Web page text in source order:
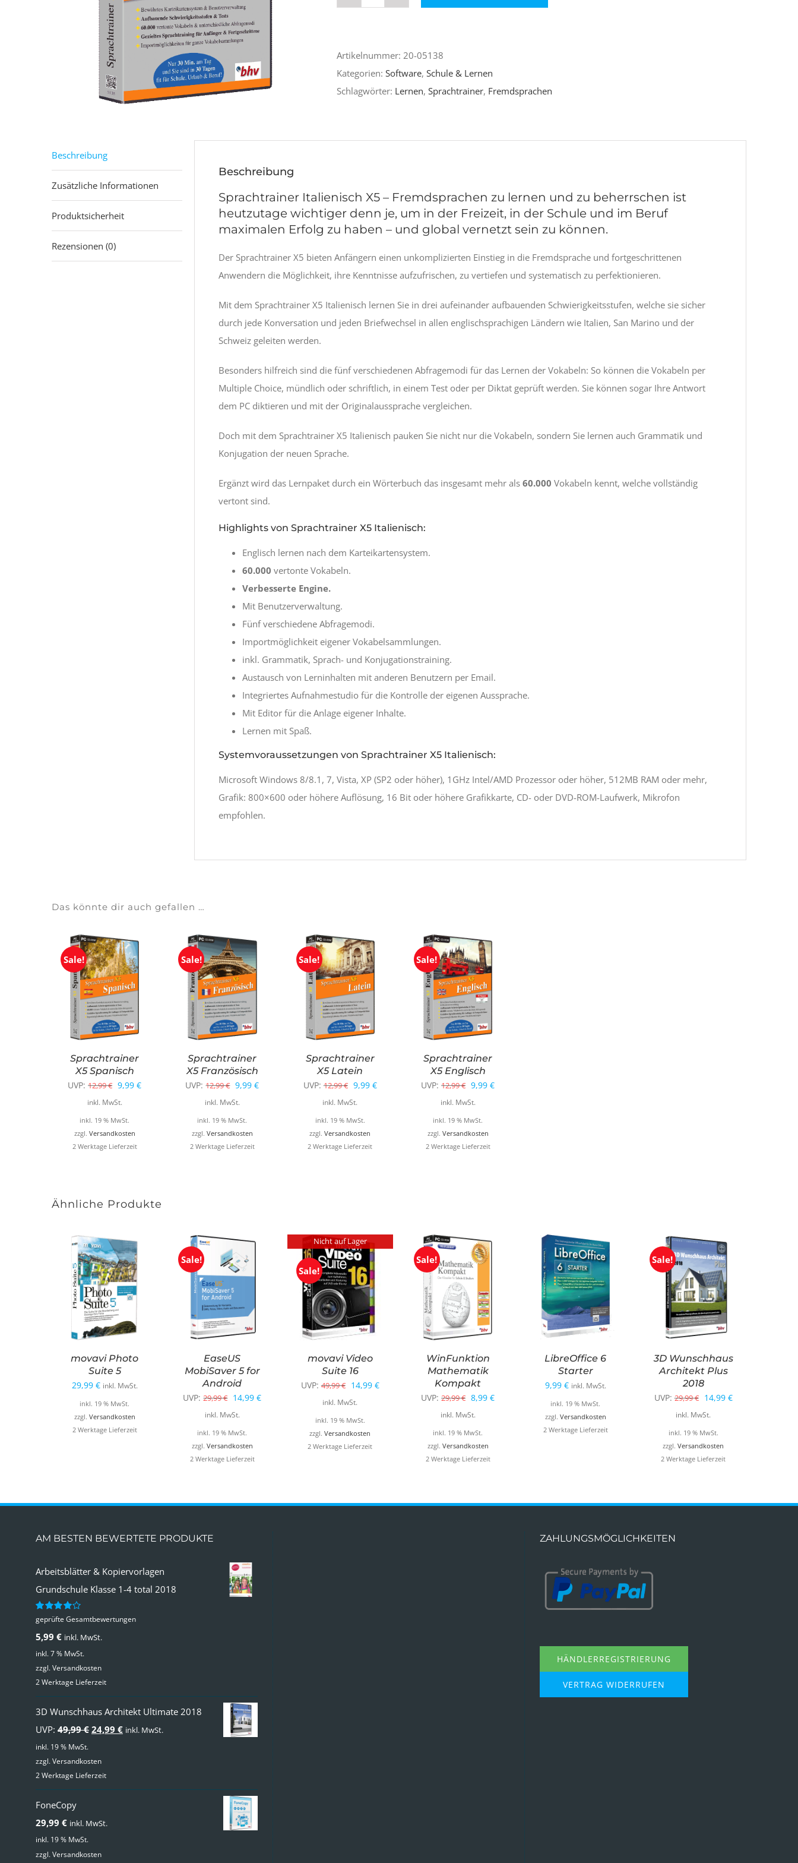
Menge
Artikelnummer: 20-05138
Kategorien: Software, Schule & Lernen
Schlagwörter: Lernen, Sprachtrainer, Fremdsprachen
Beschreibung
Zusätzliche Informationen
Produktsicherheit
Rezensionen (0)
Beschreibung
Sprachtrainer Italienisch X5 – Fremdsprachen zu lernen und zu beherrschen ist
heutzutage wichtiger denn je, um in der Freizeit, in der Schule und im Beruf
maximalen Erfolg zu haben – und global vernetzt sein zu können.
Der Sprachtrainer X5 bieten Anfängern einen unkomplizierten Einstieg in die Fremdsprache und fortgeschrittenen
Anwendern die Möglichkeit, ihre Kenntnisse aufzufrischen, zu vertiefen und systematisch zu perfektionieren.
Mit dem Sprachtrainer X5 Italienisch lernen Sie in drei aufeinander aufbauenden Schwierigkeitsstufen, welche sie sicher
durch jede Konversation und jeden Briefwechsel in allen englischsprachigen Ländern wie Italien, San Marino und der
Schweiz geleiten werden.
Besonders hilfreich sind die fünf verschiedenen Abfragemodi für das Lernen der Vokabeln: So können die Vokabeln per
Multiple Choice, mündlich oder schriftlich, in einem Test oder per Diktat geprüft werden. Sie können sogar Ihre Antwort
dem PC diktieren und mit der Originalaussprache vergleichen.
Doch mit dem Sprachtrainer X5 Italienisch pauken Sie nicht nur die Vokabeln, sondern Sie lernen auch Grammatik und
Konjugation der neuen Sprache.
Ergänzt wird das Lernpaket durch ein Wörterbuch das insgesamt mehr als 60.000 Vokabeln kennt, welche vollständig
vertont sind.
Highlights von Sprachtrainer X5 Italienisch:
Englisch lernen nach dem Karteikartensystem.
60.000 vertonte Vokabeln.
Verbesserte Engine.
Mit Benutzerverwaltung.
Fünf verschiedene Abfragemodi.
Importmöglichkeit eigener Vokabelsammlungen.
inkl. Grammatik, Sprach- und Konjugationstraining.
Austausch von Lerninhalten mit anderen Benutzern per Email.
Integriertes Aufnahmestudio für die Kontrolle der eigenen Aussprache.
Mit Editor für die Anlage eigener Inhalte.
Lernen mit Spaß.
Systemvoraussetzungen von Sprachtrainer X5 Italienisch:
Microsoft Windows 8/8.1, 7, Vista, XP (SP2 oder höher), 1GHz Intel/AMD Prozessor oder höher, 512MB RAM oder mehr,
Grafik: 800×600 oder höhere Auflösung, 16 Bit oder höhere Grafikkarte, CD- oder DVD-ROM-Laufwerk, Mikrofon
empfohlen.
Das könnte dir auch gefallen …
Sale!
Sprachtrainer
X5 Spanisch
UVP: 12,99€ Ursprünglicher
Preis
war:
12,99 €
9,99€Aktueller
inkl. MwSt.
inkl. 19 % MwSt.
zzgl. Versandkosten
2 Werktage Lieferzeit
Sale!
Sprachtrainer
X5 Französisch
UVP: 12,99€ Ursprünglicher
Preis
war:
12,99 €
9,99€Aktueller
inkl. MwSt.
inkl. 19 % MwSt.
zzgl. Versandkosten
2 Werktage Lieferzeit
Sale!
Sprachtrainer
X5 Latein
UVP: 12,99€ Ursprünglicher
Preis
war:
12,99 €
9,99 €Aktueller
inkl. MwSt.
inkl. 19 % MwSt.
zzgl.Versandkosten
2 Werktage Lieferzeit
Sale!
Sprachtrainer
X5 Englisch
UVP: 12,99€ Ursprünglicher
Preis
war:
12,99 €
9,99€Aktueller
inkl. MwSt.
inkl. 19 % MwSt.
zzgl. Versandkosten
2 Werktage Lieferzeit
Ähnliche Produkte
movavi Photo
Suite 5
29,99 € inkl. MwSt.
inkl. 19 % MwSt.
zzgl. Versandkosten
2 Werktage Lieferzeit
Sale!
EaseUS
MobiSaver 5 for
Android
UVP: 29,99€ Ursprünglicher
Preis
war:
29,99 €
14,99€Aktueller
inkl. MwSt.
inkl. 19 % MwSt.
zzgl. Versandkosten
2 Werktage Lieferzeit
Nicht auf Lager
Sale!
movavi Video
Suite 16
UVP: 49,99€ Ursprünglicher
Preis
war:
49,99 €
14,99 €Aktueller
inkl. MwSt.
inkl. 19 % MwSt.
zzgl.Versandkosten
2 Werktage Lieferzeit
Sale!
WinFunktion
Mathematik
Kompakt
UVP: 29,99€ Ursprünglicher
Preis
war:
29,99 €
8,99€Aktueller
inkl. MwSt.
inkl. 19 % MwSt.
zzgl. Versandkosten
2 Werktage Lieferzeit
LibreOffice 6
Starter
9,99 € inkl. MwSt.
inkl. 19 % MwSt.
zzgl. Versandkosten
2 Werktage Lieferzeit
Sale!
3D Wunschhaus
Architekt Plus
2018
UVP: 29,99€ Ursprünglicher
Preis
war:
29,99 €
14,99 €Aktueller
inkl. MwSt.
inkl. 19 % MwSt.
zzgl.Versandkosten
2 Werktage Lieferzeit
AM BESTEN BEWERTETE PRODUKTE
Arbeitsblätter & Kopiervorlagen
Grundschule Klasse 1-4 total 2018
Bewertet
von 5
geprüfte Gesamtbewertungen
5,99 € inkl. MwSt.
inkl. 7 % MwSt.
zzgl.Versandkosten
2 Werktage Lieferzeit
3D Wunschhaus Architekt Ultimate 2018
UVP: 49,99€ Ursprünglicher
war:
24,99 €Aktueller
inkl. MwSt.
inkl. 19 % MwSt.
zzgl.Versandkosten
2 Werktage Lieferzeit
FoneCopy
29,99 € inkl. MwSt.
inkl. 19 % MwSt.
zzgl.Versandkosten
ZAHLUNGSMÖGLICHKEITEN
HÄNDLERREGISTRIERUNG
VERTRAG WIDERRUFEN